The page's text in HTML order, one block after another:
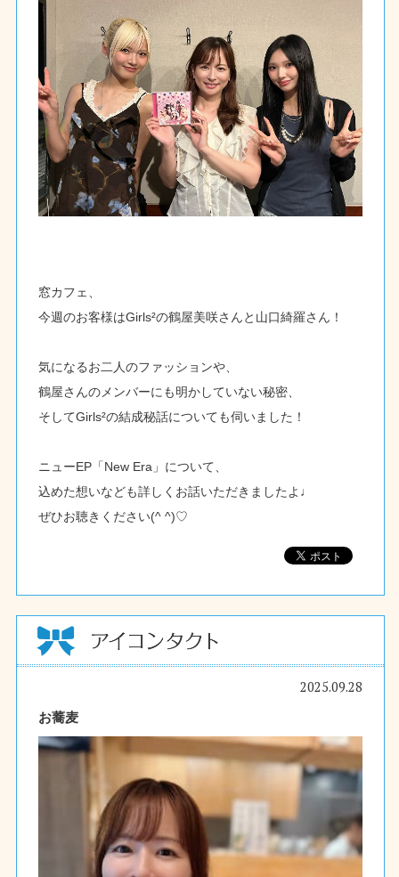
窓カフェ、
今週のお客様はGirls²の鶴屋美咲さんと山口綺羅さん！
気になるお二人のファッションや、
鶴屋さんのメンバーにも明かしていない秘密、
そしてGirls²の結成秘話についても伺いました！
ニューEP「New Era」について、
込めた想いなども詳しくお話いただきましたよ♩
ぜひお聴きください(^ ^)♡
2025.09.28
お蕎麦